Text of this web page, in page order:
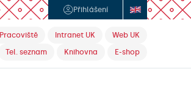
Přihlášení
Pracoviště Intranet UK
Web UK
Tel. seznam Knihovna E-shop